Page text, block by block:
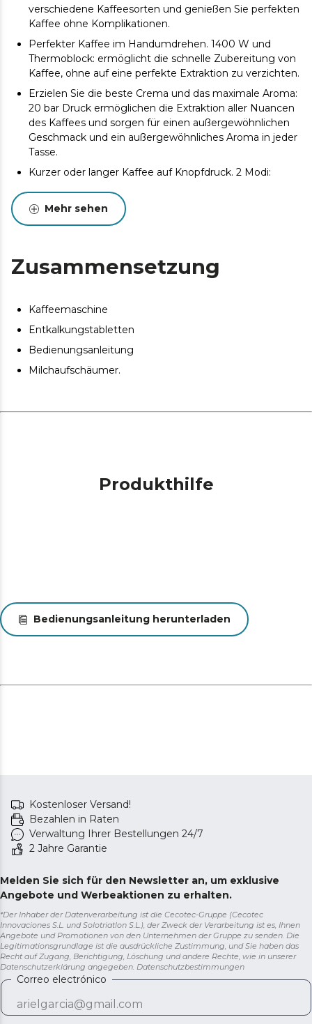
verschiedene Kaffeesorten und genießen Sie perfekten
Kaffee ohne Komplikationen.
Perfekter Kaffee im Handumdrehen. 1400 W und
Thermoblock: ermöglicht die schnelle Zubereitung von
Kaffee, ohne auf eine perfekte Extraktion zu verzichten.
Erzielen Sie die beste Crema und das maximale Aroma:
20 bar Druck ermöglichen die Extraktion aller Nuancen
des Kaffees und sorgen für einen außergewöhnlichen
Geschmack und ein außergewöhnliches Aroma in jeder
Tasse.
Kurzer oder langer Kaffee auf Knopfdruck. 2 Modi:
einem Fingertipp an. Wählen Sie zwischen langem oder
kurzem Kaffee und genießen Sie den Geschmack ganz
ermöglicht die Zubereitung mehrerer Tassen Kaffee,
ohne den Tank ständig nachfüllen zu müssen.
höhenverstellbar, passend für kleine und große Tassen,
für mehr Flexibilität und Komfort bei jeder Anwendung.
Geringer Wartungsaufwand. Behälter für 10 Kapseln:
Genießen Sie bis zu 10 Kaffees, ohne sich um die
Minuten Inaktivität zur Reduzierung des
es, die Kaffeemaschine problemlos in perfektem
Zustand zu halten.
Mehr sehen
Zusammensetzung
Kaffeemaschine
Entkalkungstabletten
Bedienungsanleitung
Milchaufschäumer.
Produkthilfe
Bedienungsanleitung herunterladen
Kostenloser Versand!
Bezahlen in Raten
Verwaltung Ihrer Bestellungen 24/7
2 Jahre Garantie
Melden Sie sich für den Newsletter an, um exklusive
Angebote und Werbeaktionen zu erhalten.
*Der Inhaber der Datenverarbeitung ist die Cecotec-Gruppe (Cecotec
Innovaciones S.L. und Solotriatlon S.L.), der Zweck der Verarbeitung ist es, Ihnen
Angebote und Promotionen von den Unternehmen der Gruppe zu senden. Die
Legitimationsgrundlage ist die ausdrückliche Zustimmung, und Sie haben das
Recht auf Zugang, Berichtigung, Löschung und andere Rechte, wie in unserer
Datenschutzerklärung angegeben. Datenschutzbestimmungen
Correo electrónico